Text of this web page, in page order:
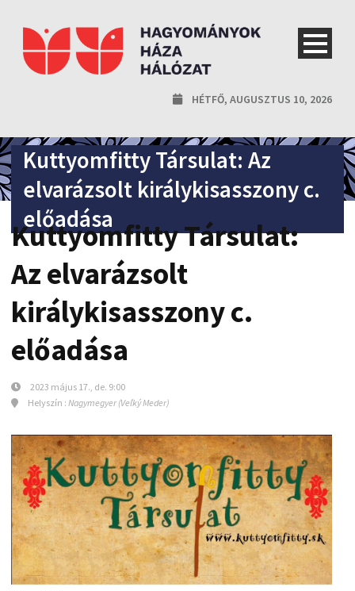
HÉTFŐ, AUGUSZTUS 10, 2026
Kuttyomfitty Társulat: Az
elvarázsolt királykisasszony c.
előadása
Kuttyomfitty Társulat:
Az elvarázsolt
királykisasszony c.
előadása
2023 május 17., de. 9:00
Helyszín : Nagymegyer (Veľký Meder)